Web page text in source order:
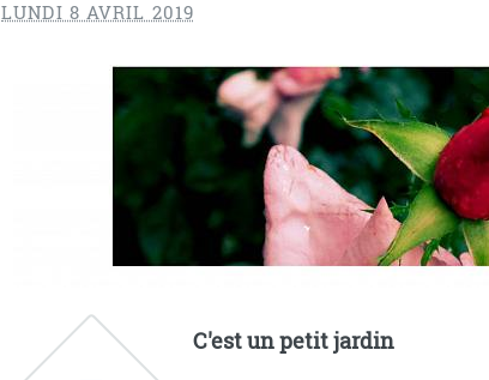
LUNDI 8 AVRIL 2019
C'est un petit jardin